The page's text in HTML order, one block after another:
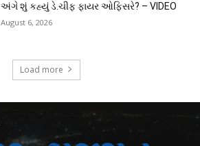
અંગે શું કહ્યું ડે.ચીફ ફાયર ઓફિસરે? – VIDEO
August 6, 2026
Load more